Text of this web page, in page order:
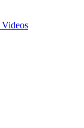
Videos